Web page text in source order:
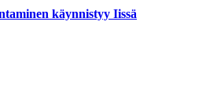
käynnistyy Iissä